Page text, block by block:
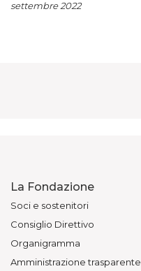
settembre 2022
La Fondazione
Soci e sostenitori
Consiglio Direttivo
Organigramma
Amministrazione trasparente